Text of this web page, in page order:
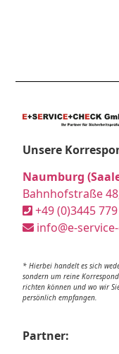
Unsere
Naumburg
Bahnhofstraße
+49 (0)3445
info@e-
* Hierbei handelt es sich
sondern um reine
richten können und wo wir
persönlich empfangen.
Partner: